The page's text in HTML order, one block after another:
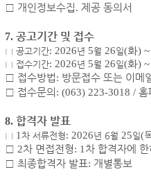
□ 개인정보수집. 제공 동의서
7. 공고기간 및 접수
□ 공고기간: 2026년 5월 26일(화) ~
□ 접수기간: 2026년 5월 26일(화)
□ 접수방법: 방문접수 또는 이메
□ 접수문의 : (063) 223-3018 / 홈
8. 합격자 발표
□ 1 차 서류전형: 2026년 6월 25일(
□ 2차 면접전형: 1 차 합격자에
□ 최종합격자 발표: 개별통보